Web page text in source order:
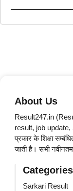
About Us
Result247.in
result, job
प्रकार के शिक्षा
जाती है। सभी
Categories
Sarkari Result